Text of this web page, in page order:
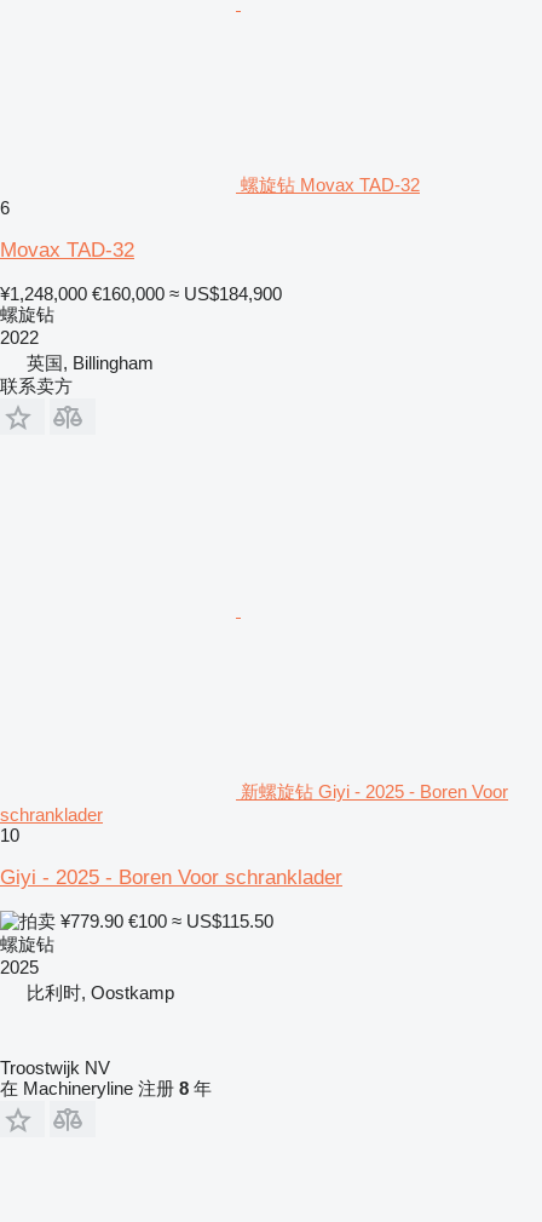
螺旋钻 Movax TAD-32
6
Movax TAD-32
¥1,248,000 €160,000 ≈ US$184,900
螺旋钻
2022
英国, Billingham
联系卖方
新螺旋钻 Giyi - 2025 - Boren Voor
schranklader
10
Giyi - 2025 - Boren Voor schranklader
¥779.90 €100 ≈ US$115.50
螺旋钻
2025
比利时, Oostkamp
Troostwijk NV
在 Machineryline 注册 8 年